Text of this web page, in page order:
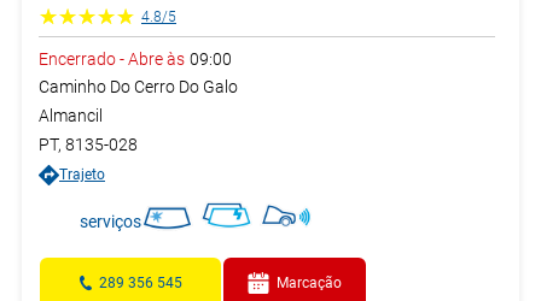
4.8/5
Encerrado-Abre às 09:00
Caminho Do Cerro Do Galo
Almancil
PT, 8135-028
Trajeto
serviços
289 356 545 Marcação